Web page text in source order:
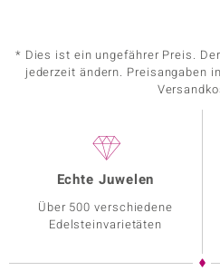
* Dies ist ein ungefährer Preis.
jederzeit ändern. Preisangaben
Echte Juwelen
Über 500 verschiedene
Edelsteinvarietäten